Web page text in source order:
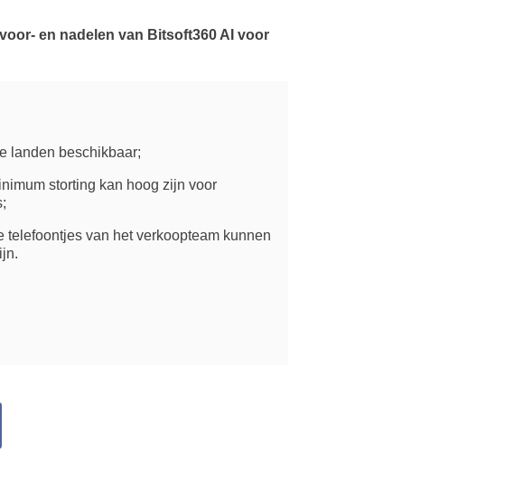
en nadelen van Bitsoft360 AI voor
landen beschikbaar;
storting kan hoog zijn voor
telefoontjes van het verkoopteam kunnen